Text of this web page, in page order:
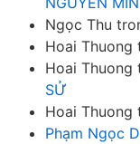
Ngọc Thu
Hoai Thuong
Hoai Thuong
SỬ
Hoai Thuong
Phạm Ngọc